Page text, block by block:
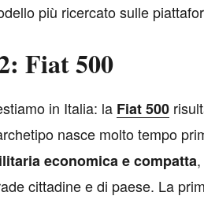
più ricercato sulle
Fiat 500
in Italia: la Fiat 500
nasce molto tempo
economica e compatta
cittadine e di paese. La